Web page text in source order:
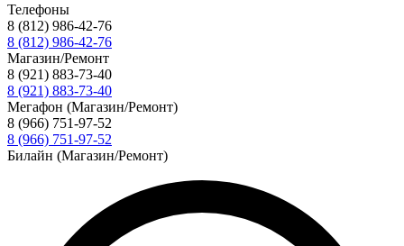
Телефоны
8 (812) 986-42-76
8 (812) 986-42-76
Магазин/Ремонт
8 (921) 883-73-40
8 (921) 883-73-40
Мегафон (Магазин/Ремонт)
8 (966) 751-97-52
8 (966) 751-97-52
Билайн (Магазин/Ремонт)